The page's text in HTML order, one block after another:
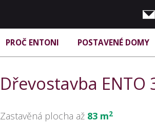
PROČ ENTONI POSTAVENÉ DOMY
Dřevostavba ENTO
Zastavěná plocha až 83 m2